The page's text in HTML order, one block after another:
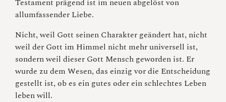
allumfassender Liebe.
Nicht, weil Gott seinen Charakter geändert hat, nicht
weil der Gott im Himmel nicht mehr universell ist,
sondern weil dieser Gott Mensch geworden ist. Er
wurde zu dem Wesen, das einzig vor die Entscheidung
gestellt ist, ob es ein gutes oder ein schlechtes Leben
leben will.